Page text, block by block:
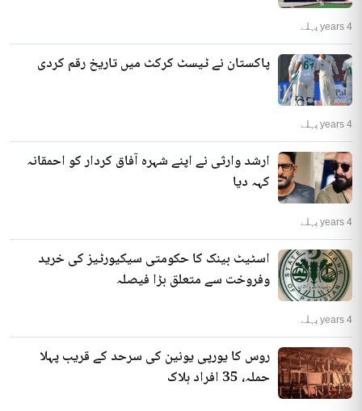
4 years پہلے
پاکستان نے ٹیسٹ کرکٹ میں تاریخ رقم کردی
4 years پہلے
ارشد وارثی نے اپنے شہرہ آفاق کردار کو احمقانہ
کہہ دیا
4 years پہلے
اسٹیٹ بینک کا حکومتی سیکیورٹیز کی خرید
وفروخت سے متعلق بڑا فیصلہ
4 years پہلے
روس کا یورپی یونین کی سرحد کے قریب پہلا
حملہ، 35 افراد ہلاک